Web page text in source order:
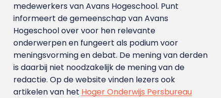
medewerkers van Avans Hoge­school. Punt
informeert de gemeenschap van Avans
Hogeschool over voor hen relevante
onderwerpen en fungeert als podium voor
meningsvorming en debat. De mening van derden
is daarbij niet noodzakelijk de mening van de
redactie. Op de website vinden lezers ook
artikelen van het Hoger Onderwijs Persbureau